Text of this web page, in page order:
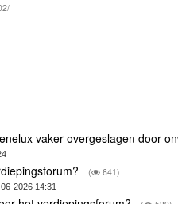
vaker overgeslagen door
( 641)
2026 14:31